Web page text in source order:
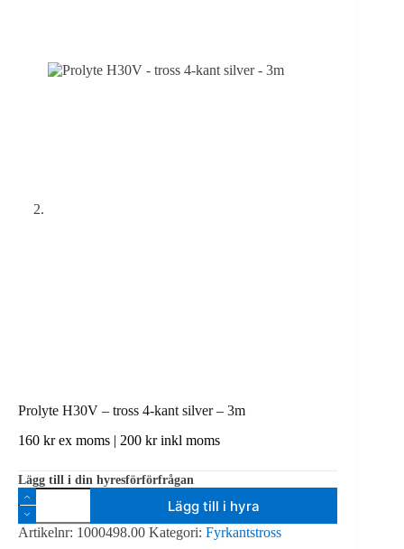
Prolyte H30V – tross 4-kant silver – 3m
160 krex moms | 200 krinkl moms
Lägg till i din hyresförförfrågan
Prolyte
H30V
-
tross
Lägg till i hyra
Artikelnr: 1000498.00 Kategori: Fyrkantstross